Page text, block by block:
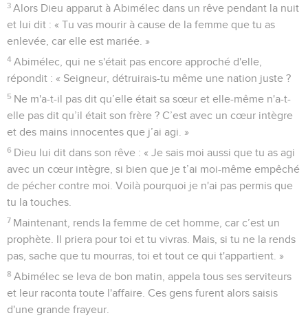
3 Alors Dieu apparut à Abimélec dans un rêve pendant la nuit
et lui dit : « Tu vas mourir à cause de la femme que tu as
enlevée, car elle est mariée. »
4 Abimélec, qui ne s'était pas encore approché d'elle,
répondit : « Seigneur, détruirais-tu même une nation juste ?
5 Ne m'a-t-il pas dit qu’elle était sa sœur et elle-même n'a-t-
elle pas dit qu’il était son frère ? C’est avec un cœur intègre
et des mains innocentes que j’ai agi. »
6 Dieu lui dit dans son rêve : « Je sais moi aussi que tu as agi
avec un cœur intègre, si bien que je t’ai moi-même empêché
de pécher contre moi. Voilà pourquoi je n'ai pas permis que
tu la touches.
7 Maintenant, rends la femme de cet homme, car c’est un
prophète. Il priera pour toi et tu vivras. Mais, si tu ne la rends
pas, sache que tu mourras, toi et tout ce qui t'appartient. »
8 Abimélec se leva de bon matin, appela tous ses serviteurs
et leur raconta toute l'affaire. Ces gens furent alors saisis
d'une grande frayeur.